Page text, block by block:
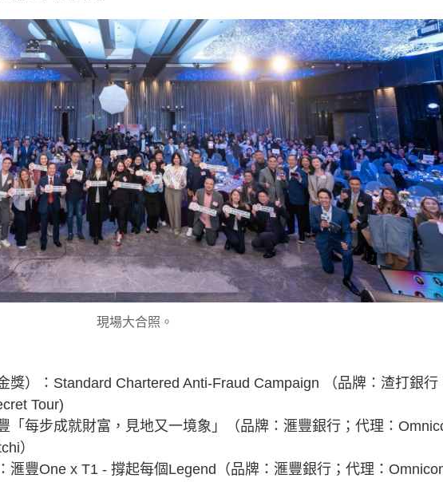
現場大合照。
獎）：Standard Chartered Anti-Fraud Campaign （品牌：渣打銀行
Tour)
「每步成就財富，見地又一境象」（品牌：滙豐銀行；代理：
）
滙豐One x T1 - 撐起每個Legend（品牌：滙豐銀行；代理：